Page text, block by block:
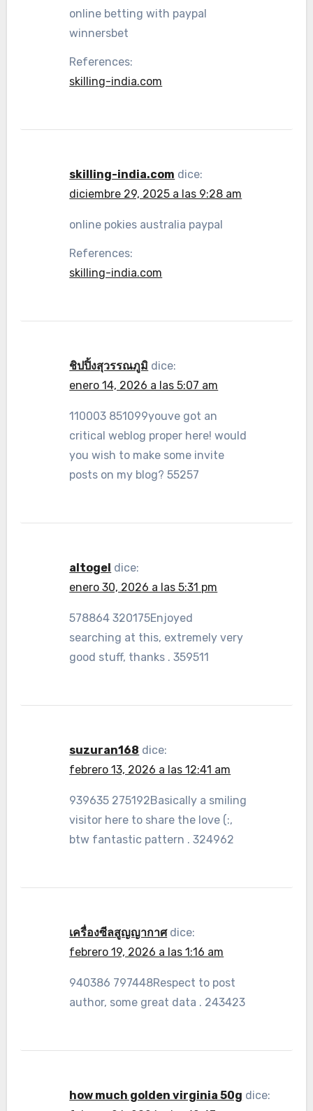
online betting with paypal
winnersbet
References:
skilling-india.com
skilling-india.com dice:
diciembre 29, 2025 a las 9:28 am
online pokies australia paypal
References:
skilling-india.com
ชิปปิ้งสุวรรณภูมิ dice:
enero 14, 2026 a las 5:07 am
110003 851099youve got an
critical weblog proper here! would
you wish to make some invite
posts on my blog? 55257
altogel dice:
enero 30, 2026 a las 5:31 pm
578864 320175Enjoyed
searching at this, extremely very
good stuff, thanks . 359511
suzuran168 dice:
febrero 13, 2026 a las 12:41 am
939635 275192Basically a smiling
visitor here to share the love (:,
btw fantastic pattern . 324962
เครื่องซีลสูญญากาศ dice:
febrero 19, 2026 a las 1:16 am
940386 797448Respect to post
author, some great data . 243423
how much golden virginia 50g dice: